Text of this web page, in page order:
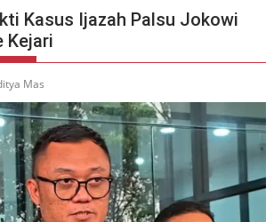
Kasus Ijazah Palsu Jokowi
Kejari
Mas